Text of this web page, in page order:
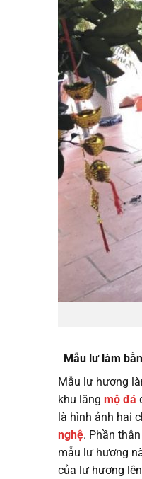
Mẫu lư làm
Mẫu lư hương
khu lăng mộ đá
là hình ảnh hai
nghệ. Phần
mẫu lư hương
của lư hương